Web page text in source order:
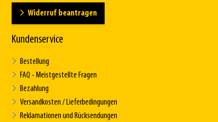
Widerruf beantragen
Kundenservice
Bestellung
FAQ - Meistgestellte Fragen
Bezahlung
Versandkosten / Lieferbedingungen
Reklamationen und Rücksendungen